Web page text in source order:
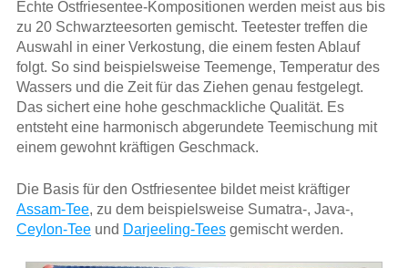
Echte Ostfriesentee-Kompositionen werden meist aus bis
zu 20 Schwarzteesorten gemischt. Teetester treffen die
Auswahl in einer Verkostung, die einem festen Ablauf
folgt. So sind beispielsweise Teemenge, Temperatur des
Wassers und die Zeit für das Ziehen genau festgelegt.
Das sichert eine hohe geschmackliche Qualität. Es
entsteht eine harmonisch abgerundete Teemischung mit
einem gewohnt kräftigen Geschmack.
Die Basis für den Ostfriesentee bildet meist kräftiger
Assam-Tee, zu dem beispielsweise Sumatra-, Java-,
Ceylon-Teeund Darjeeling-Teesgemischt werden.